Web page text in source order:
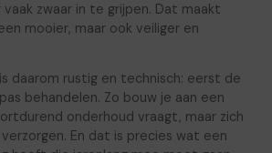
zwaar in te grijpen. Dat maakt
mooier, maar ook veiliger en
daarom rustig en technisch: eerst de
behandelen. Zo bouw je aan een
onderhoud vraagt, maar zich
En dat is precies wat een